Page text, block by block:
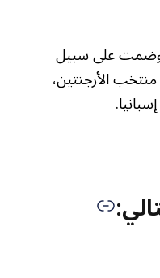
وضمت على سبيل
منتخب الأرجنتين،